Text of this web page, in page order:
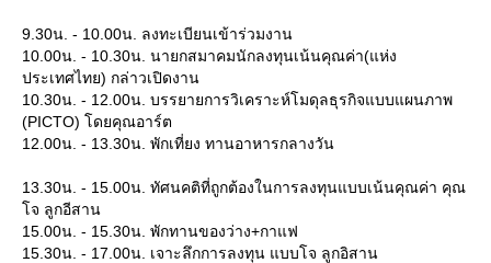
9.30น. - 10.00น. ลงทะเบียนเข้าร่วมงาน
10.00น. - 10.30น. นายกสมาคมนักลงทุนเน้นคุณค่า(แห่ง
ประเทศไทย) กล่าวเปิดงาน
10.30น. - 12.00น. บรรยายการวิเคราะห์โมดุลธุรกิจแบบแผนภาพ
(PICTO) โดยคุณอาร์ต
12.00น. - 13.30น. พักเที่ยง ทานอาหารกลางวัน
13.30น. - 15.00น. ทัศนคติที่ถูกต้องในการลงทุนแบบเน้นคุณค่า คุณ
จ ลูกอีสาน
15.00น. - 15.30น. พักทานของว่าง+กาแฟ
15.30น. - 17.00น. เจาะลึกการลงทุน แบบโจ ลูกอิสาน